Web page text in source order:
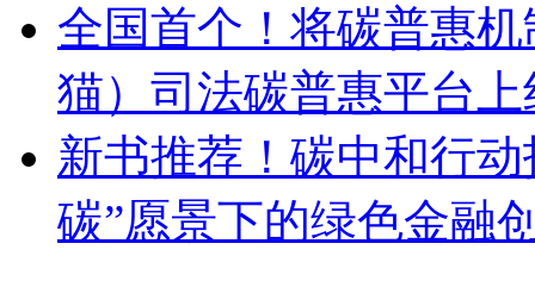
全国首个！将碳普惠
猫）司法碳普惠平台上
新书推荐！碳中和行
碳”愿景下的绿色金融